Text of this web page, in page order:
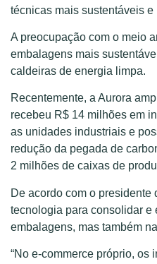
técnicas mais sustentáveis
A preocupação com o meio
embalagens mais
caldeiras de energia limpa.
Recentemente, a Aurora
recebeu R$ 14 milhões em
as unidades industriais e
redução da pegada de
2 milhões de caixas de
De acordo com o
tecnologia para consolidar e
embalagens, mas também
“No e-commerce próprio,